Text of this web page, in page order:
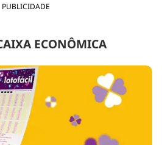
PUBLICIDADE
ECONÔMICA